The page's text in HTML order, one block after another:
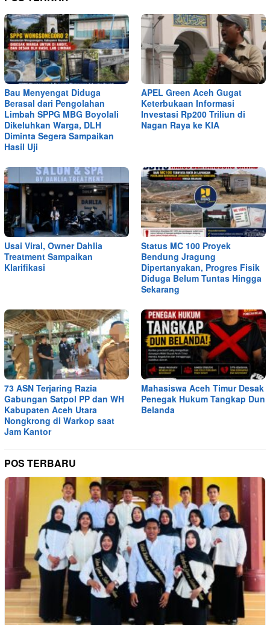
Bau Menyengat Diduga
Berasal dari Pengolahan
Limbah SPPG MBG Boyolali
Dikeluhkan Warga, DLH
Diminta Segera Sampaikan
Hasil Uji
APEL Green Aceh Gugat
Keterbukaan Informasi
Investasi Rp200 Triliun di
Nagan Raya ke KIA
Usai Viral, Owner Dahlia
Treatment Sampaikan
Klarifikasi
Status MC 100 Proyek
Bendung Jragung
Dipertanyakan, Progres Fisik
Diduga Belum Tuntas Hingga
Sekarang
73 ASN Terjaring Razia
Gabungan Satpol PP dan WH
Kabupaten Aceh Utara
Nongkrong di Warkop saat
Jam Kantor
Mahasiswa Aceh Timur Desak
Penegak Hukum Tangkap Dun
Belanda
POS TERBARU